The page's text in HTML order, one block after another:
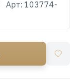
Арт: 103774-